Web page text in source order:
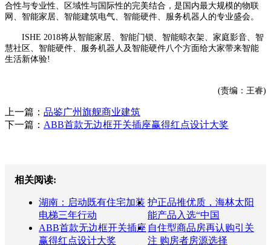
合性与专业性、区域性与国际性的完美结合，是国内最大规模的物联
网、智能家居、智能建筑电气、智能硬件、服务机器人的专业盛会。
ISHE 2018将从智能家居、智能门锁、智能晾衣架、家庭影音、智
慧社区、智能硬件、服务机器人及智能硬件八个方面给大家带来智能
生活新体验!
(责编：王睿)
上一篇： 品鉴广州旗舰商业建筑
下一篇： ABB首款无边框开关插座赢得红点设计大奖
相关阅读:
湖南：启动既有住宅加装
电梯三年行动
护正品推优质，海林太阳
能产品入选“中国
ABB首款无边框开关插座
赢得红点设计大奖
自住型商品房再认购引关
注 购房者房源选择